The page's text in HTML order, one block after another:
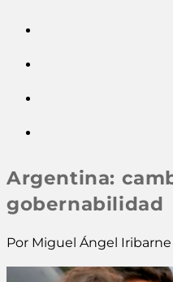
Argentina:
gobernabilidad
Por Miguel Ángel